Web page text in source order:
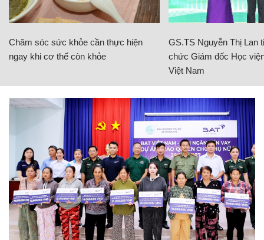
Chăm sóc sức khỏe cần thực hiện
ngay khi cơ thể còn khỏe
GS.TS Nguyễn Thị Lan
chức Giám đốc Học
Việt Nam